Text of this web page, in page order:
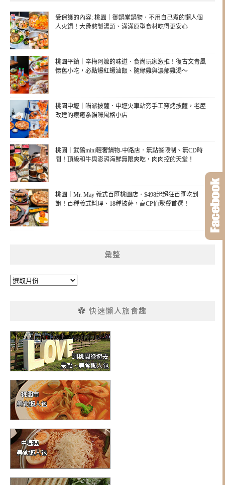
受保護的內容: 桃園｜御鍋堂鍋物．不用自己煮的懶人個
人火鍋！大骨熬製湯頭、滿滿原型食材吃得更安心
桃園平鎮｜辛梅阿嬤的味道．食尚玩家激推！復古文青風
懷舊小吃，必點爆紅蝦滷飯、隨緣雞與濃郁雞湯～
桃園中壢｜喵派披薩．中壢火車站旁手工窯烤披薩，老屋
改建的療癒系貓咪風格小店
桃園｜武鶴mini輕奢鍋物-中路店．無點餐限制、無CD時
間！頂級和牛與澎湃海鮮無限爽吃，肉肉控的天堂！
桃園｜Mr. May 義式百匯桃園店．$498起超狂百匯吃到
飽！百種義式料理、18種披薩，高CP值聚餐首選！
彙整
彙
✿ 快速懶人旅食趣